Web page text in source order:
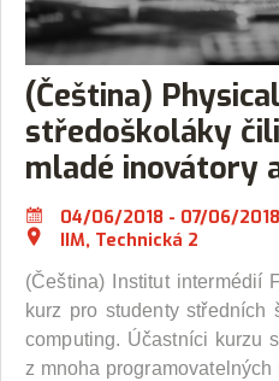
(Čeština)
středoškoláky
mladé inovátory
04/06/2018 - 07/06/2018
IIM, Technická 2
(Čeština) Institut intermédií
kurz pro studenty středních
computing. Účastníci kurzu
z mnoha